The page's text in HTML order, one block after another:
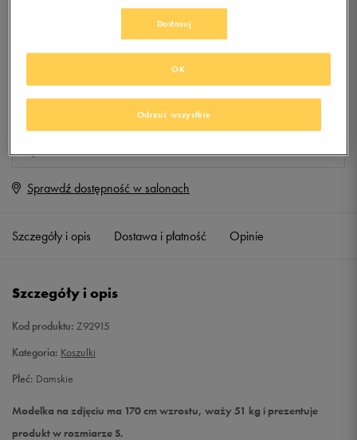
KLUBIE 50 STYLE
Produkt niedostępny
Jeśli artykuł będzie ponownie dostępny, otrzymasz od nas powiadomienie.
Wybierz rozmiar
XS Powiadom o dostępności
S Powiadom o dostępności
Sprawdź dostępność w salonach
Szczegóły i opis Dostawa i płatność Opinie
Szczegóły i opis
Kod produktu: Z92915
Kategoria: Koszulki
Płeć: Damskie
Modelka na zdjęciu ma 170 cm wzrostu, waży 51 kg i prezentuje
produkt w rozmiarze S.
Dostosuj
Odrzuć wszystkie
OK